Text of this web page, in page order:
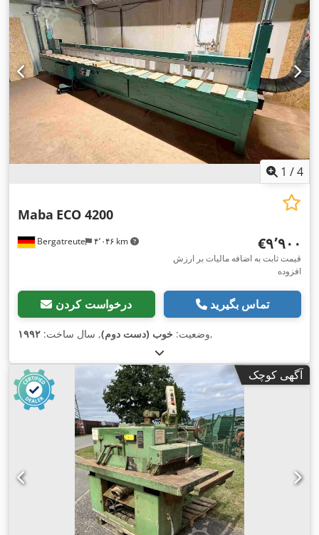
Motoren
, فشار عملیاتی:۶ میله , اتصال هوای فشرده:۶ میله
, طول
پیشروی محور X:
۸۰۰ میلی‌متر, طول تغذیه محور Y: ۵٬۰۰۰ میلی‌متر,
قطر اصلی اره: ۴۵۰ میلی‌متر ۶ میله , تجهیزات:
محافظ تیغه
اره,
1 /4
Bergatreute ۴٬۰۴۶ km
Maba ECO 4200
‎€۹٬۹۰۰
قیمت ثابت به اضافه مالیات بر ارزش
افزوده
درخواست کردن تماس بگیرید
وضعیت: خوب (دست دوم), سال ساخت: ۱۹۹۲ ,
آگهی کوچک